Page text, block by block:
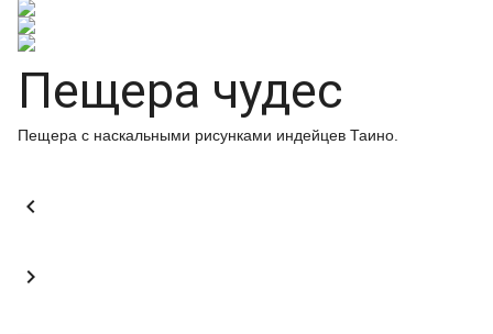
Пещера чудес
Пещера с наскальными рисунками индейцев Таино.

